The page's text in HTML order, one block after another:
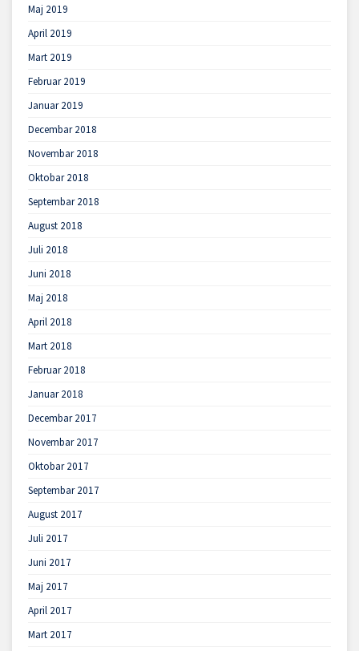
Maj 2019
April 2019
Mart 2019
Februar 2019
Januar 2019
Decembar 2018
Novembar 2018
Oktobar 2018
Septembar 2018
August 2018
Juli 2018
Juni 2018
Maj 2018
April 2018
Mart 2018
Februar 2018
Januar 2018
Decembar 2017
Novembar 2017
Oktobar 2017
Septembar 2017
August 2017
Juli 2017
Juni 2017
Maj 2017
April 2017
Mart 2017